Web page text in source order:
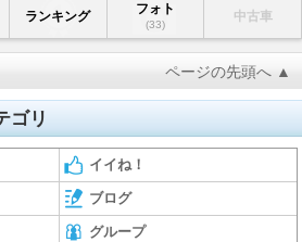
ランキング フォト
(33)
中古車
ページの先頭へ ▲
ゴリ
イイね！
ブログ
グループ